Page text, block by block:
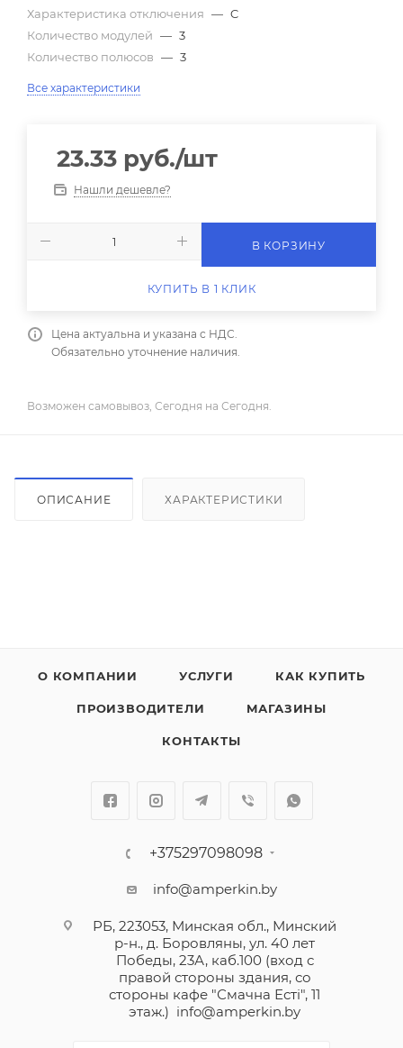
Характеристика отключения — C
Количество модулей — 3
Количество полюсов — 3
Все характеристики
23.33 руб./шт
Нашли дешевле?
В КОРЗИНУ
КУПИТЬ В 1 КЛИК
Цена актуальна и указана с НДС.
Обязательно уточнение наличия.
Возможен самовывоз, Сегодня на Сегодня.
ОПИСАНИЕ ХАРАКТЕРИСТИКИ
О КОМПАНИИ УСЛУГИ КАК КУПИТЬ
ПРОИЗВОДИТЕЛИ МАГАЗИНЫ
КОНТАКТЫ
+375297098098
info@amperkin.by
РБ, 223053, Минская обл., Минский
р-н., д. Боровляны, ул. 40 лет
Победы, 23А, каб.100 (вход с
правой стороны здания, со
стороны кафе "Смачна Естi", 11
этаж.) info@amperkin.by